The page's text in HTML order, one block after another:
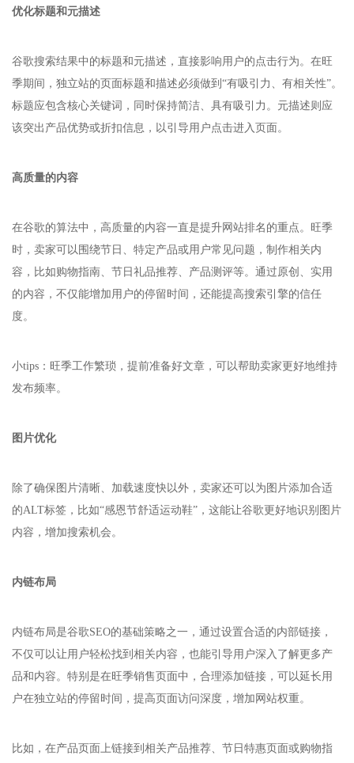
优化标题和元描述
谷歌搜索结果中的标题和元描述，直接影响用户的点击行为。在旺
季期间，独立站的页面标题和描述必须做到“有吸引力、有相关性”。
标题应包含核心关键词，同时保持简洁、具有吸引力。元描述则应
该突出产品优势或折扣信息，以引导用户点击进入页面。
高质量的内容
在谷歌的算法中，高质量的内容一直是提升网站排名的重点。旺季
时，卖家可以围绕节日、特定产品或用户常见问题，制作相关内
容，比如购物指南、节日礼品推荐、产品测评等。通过原创、实用
的内容，不仅能增加用户的停留时间，还能提高搜索引擎的信任
度。
小tips：旺季工作繁琐，提前准备好文章，可以帮助卖家更好地维持
发布频率。
图片优化
除了确保图片清晰、加载速度快以外，卖家还可以为图片添加合适
的ALT标签，比如“感恩节舒适运动鞋”，这能让谷歌更好地识别图片
内容，增加搜索机会。
内链布局
内链布局是谷歌SEO的基础策略之一，通过设置合适的内部链接，
不仅可以让用户轻松找到相关内容，也能引导用户深入了解更多产
品和内容。特别是在旺季销售页面中，合理添加链接，可以延长用
户在独立站的停留时间，提高页面访问深度，增加网站权重。
比如，在产品页面上链接到相关产品推荐、节日特惠页面或购物指